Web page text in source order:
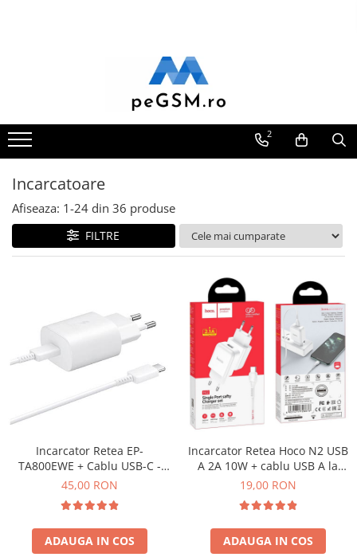
SAMSUNG COMPATIBILE
SAMSUNG SERVICE PACK
Galaxy J SERVICE PACK
Galaxy N COMPATIBILE
Galaxy N SERVICE PACK
Galaxy S
SAMSUNG S SERVICE PACK
SAMSUNG S COMPATIBILE
S20 FE 5G / G781
FLIP SERVICE PACK
FOLD SERVICE PACK
2
Incarcatoare
Afiseaza: 1-24 din 36 produse
FILTRE
Incarcator Retea EP-
TA800EWE + Cablu USB-C -
USB-C SAMSUNG 25W Service
45,00 RON
ADAUGA IN COS
Incarcator Retea Hoco N2 USB
A 2A 10W + cablu USB A la
USB C - ALB
19,00 RON
ADAUGA IN COS